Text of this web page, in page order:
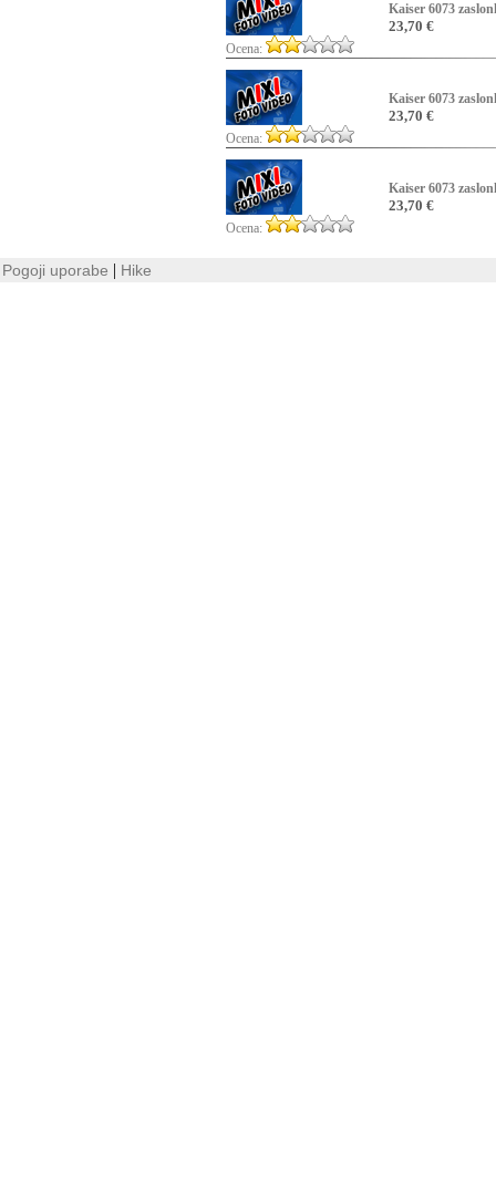
Ocena:
Kaiser 6073
23,70 €
Ocena:
Kaiser 6073
23,70 €
Ocena:
Kaiser 6073
23,70 €
Pogoji uporabe | Hike